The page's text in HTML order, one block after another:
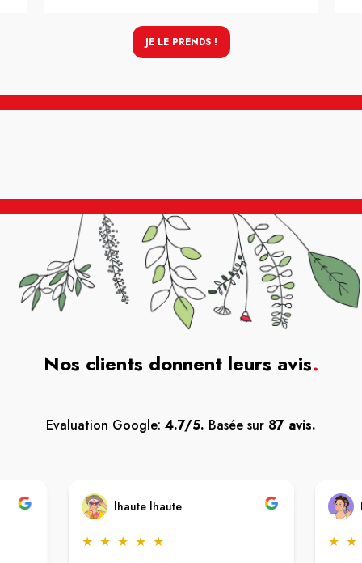
JE LE PRENDS !
Nos clients donnent leurs avis.
Evaluation Google: 4.7/5. Basée sur 87 avis.
lhaute lhaute
★ ★ ★ ★ ★ ★ ★